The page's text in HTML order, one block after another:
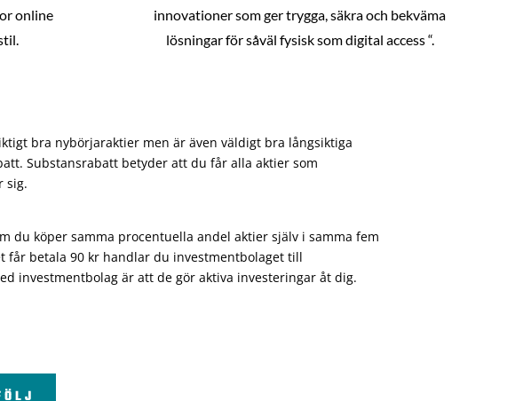
online
innovationer som ger trygga, säkra och bekväma
lösningar för såväl fysisk som digital access “.
bra nybörjaraktier men är även väldigt bra långsiktiga
Substansrabatt betyder att du får alla aktier som
sig.
du köper samma procentuella andel aktier själv i samma fem
får betala 90 kr handlar du investmentbolaget till
investmentbolag är att de gör aktiva investeringar åt dig.